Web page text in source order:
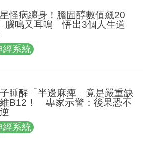
怪病纏身！膽固醇數值飆20
腦鳴又耳鳴 悟出3個人生道
經系統
睡醒「半邊麻痺」竟是嚴重缺
B12！ 專家示警：後果恐不
經系統